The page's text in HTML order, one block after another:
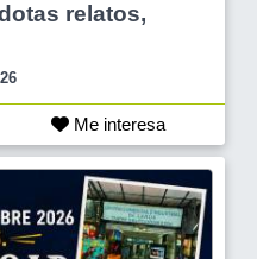
relatos,
Me interesa